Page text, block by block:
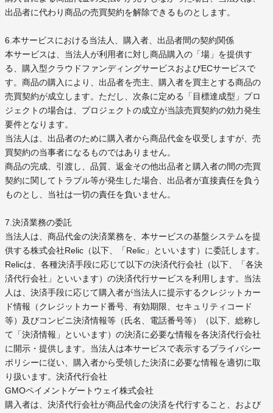
出品者に代わり商品の売買契約を解除できるものとします。
6.本サービスにおける当法人、購入者、出品者間の契約関係
本サービスは、当法人が利用者に対し商品購入の「場」を提供す
る、購入型クラウドファンディングサービスおよびECサービスで
す。商品の購入により、出品者を売主、購入者を買主とする商品の
売買契約が成立します。ただし、次条に定める「目標達成型」プロ
ジェクトの場合は、プロジェクトの成立が当該売買契約の効力発生
要件となります。
当法人は、出品者のために購入者から商品代金を収受しますが、売
買契約の当事者になるものではありません。
商品の完成、引渡し、品質、返金その他出品者と購入者の間の売買
契約に関してトラブル等が発生した場合、出品者が直接責任を負う
ものとし、当社は一切の責任を負いません。
7.決済業務の委託
当法人は、商品代金の決済業務を、本サービスの基盤システムを提
供する株式会社Relic（以下、「Relic」といいます）に委託します。
Relicは、各種決済手段に応じて以下の決済代行会社（以下、「各決
済代行会社」といいます）の決済代行サービスを利用します。当法
人は、決済手段に応じて購入者が当法人に提示するクレジットカー
ド情報（クレジットカード番号、有効期限、セキュリティコード
等）及びコンビニ決済情報等（氏名、電話番号等）（以下、総称し
て「決済情報」といいます）の決済に必要な情報を各決済代行会社
に開示・提供します。当法人は本サービスで表示するプライバシー
ポリシーに従い、購入者から受領した決済に必要な情報を適切に取
り扱います。決済代行会社
GMOペイメントゲートウェイ株式会社
購入者は、決済代行会社が商品代金の決済を代行すること、および